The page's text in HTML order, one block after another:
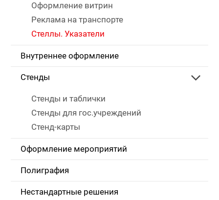
Оформление витрин
Реклама на транспорте
Стеллы. Указатели
Внутреннее оформление
Стенды
Стенды и таблички
Стенды для гос.учреждений
Стенд-карты
Оформление мероприятий
Полиграфия
Нестандартные решения